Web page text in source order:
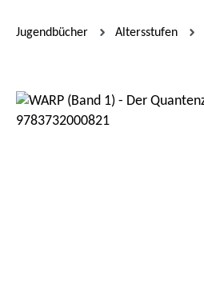
Jugendbücher Altersstufen
Bildergalerie überspringen